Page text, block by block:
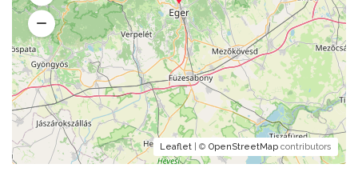
Leaflet | © OpenStreetMap contributors